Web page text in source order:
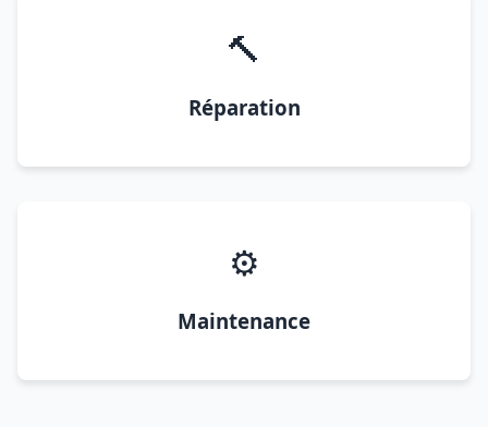
🔨
Réparation
⚙️
Maintenance